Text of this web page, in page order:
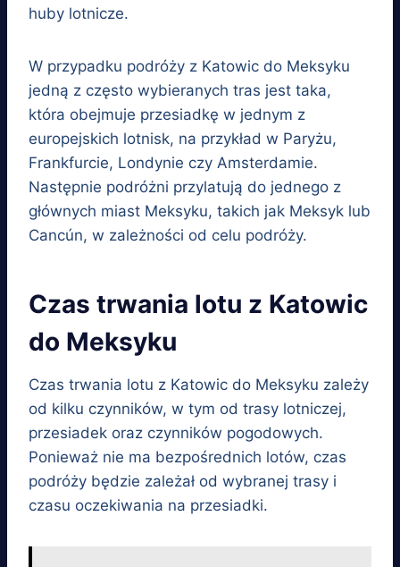
huby lotnicze.
W przypadku podróży z Katowic do Meksyku
jedną z często wybieranych tras jest taka,
która obejmuje przesiadkę w jednym z
europejskich lotnisk, na przykład w Paryżu,
Frankfurcie, Londynie czy Amsterdamie.
Następnie podróżni przylatują do jednego z
głównych miast Meksyku, takich jak Meksyk lub
Cancún, w zależności od celu podróży.
Czas trwania lotu z Katowic
do Meksyku
Czas trwania lotu z Katowic do Meksyku zależy
od kilku czynników, w tym od trasy lotniczej,
przesiadek oraz czynników pogodowych.
Ponieważ nie ma bezpośrednich lotów, czas
podróży będzie zależał od wybranej trasy i
czasu oczekiwania na przesiadki.